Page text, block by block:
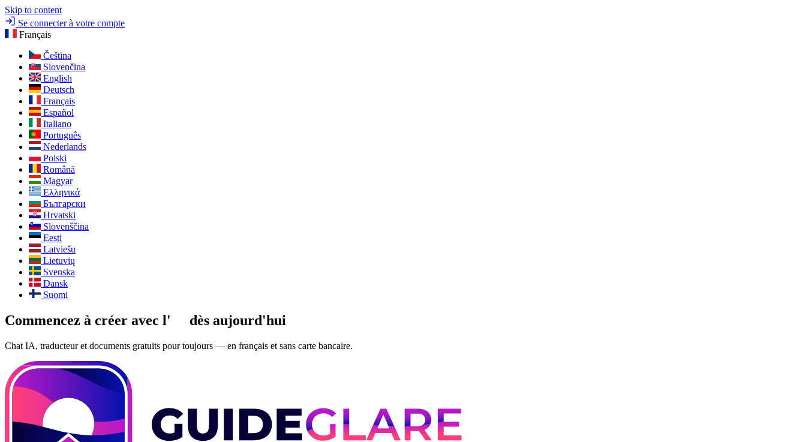
Skip to content
Se connecter à votre compte
Français
Čeština
Slovenčina
English
Deutsch
Français
Español
Italiano
Português
Nederlands
Polski
Română
Magyar
Ελληνικά
Български
Hrvatski
Slovenščina
Eesti
Latviešu
Lietuvių
Svenska
Dansk
Suomi
Commencez à créer avec l' dès aujourd'hui
Chat IA, traducteur et documents gratuits pour toujours — en français et sans carte bancaire.